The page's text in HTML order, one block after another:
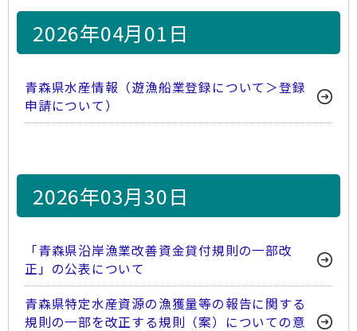
2026年04月01日
青森県水産情報（遊漁船業登録について＞登録
申請について）
2026年03月30日
「青森県沿岸漁業改善資金貸付規則の一部改
正」の公表について
青森県特定水産資源の漁獲量等の報告に関する
規則の一部を改正する規則（案）についての意